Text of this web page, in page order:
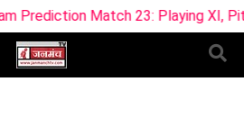
23: Playing XI, Pitch Report &